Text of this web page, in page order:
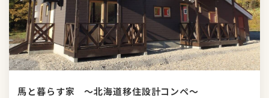
馬と暮らす家 ～北海道移住設計コンペ～